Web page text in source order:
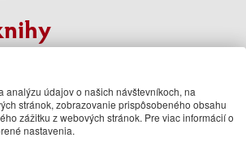
analýzu údajov o našich návštevníkoch, na
stránok, zobrazovanie prispôsobeného obsahu
zážitku z webových stránok. Pre viac informácií o
nastavenia.